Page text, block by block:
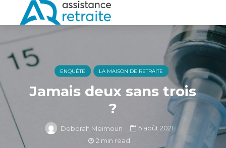
ENQUÊTE LA MAISON DE RETRAITE
Jamais deux sans trois
?
Deborah Meimoun
5 août 2021
2 min read